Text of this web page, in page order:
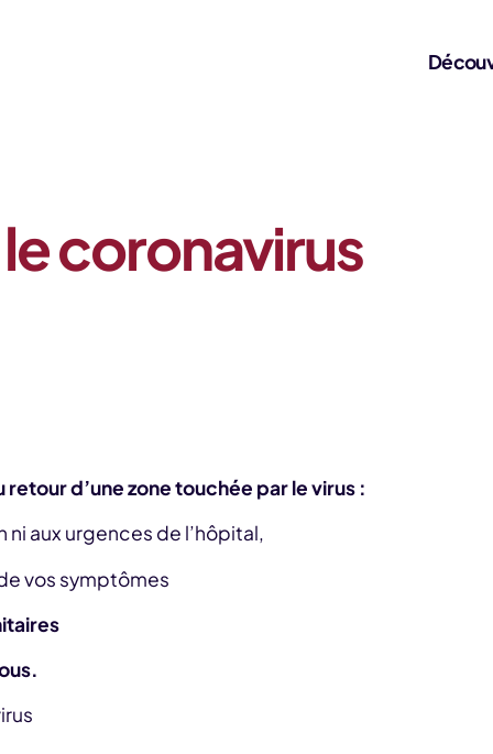
coronavirus
d’une zone touchée par le virus :
aux urgences de l’hôpital,
vos symptômes